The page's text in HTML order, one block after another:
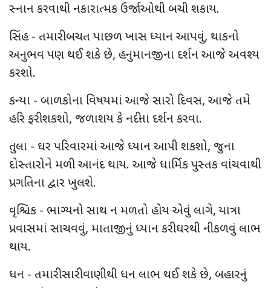
સ્નાન કરવાથી નકારાત્મક ઉર્જાઓથી બચી શકાય.
સિંહ - તમારી બચત પાછળ ખાસ ધ્યાન આપવું, થાકનો
અનુભવ પણ થઈ શકે છે, હનુમાનજીના દર્શન આજે અવશ્ય
કરશો.
કન્યા - બાળકોના વિષયમાં આજે સારો દિવસ, આજે તમે
હરિ ફરી શકશો, જળાશય કે નદીના દર્શન કરવા.
તુલા - ઘર પરિવારમાં આજે ધ્યાન આપી શકશો, જુના
દોસ્તારોને મળી આનંદ થાય. આજે ધાર્મિક પુસ્તક વાંચવાથી
પ્રગતિના દ્વાર ખુલશે.
વૃશ્ચિક - ભાગ્યનો સાથ ન મળતો હોય એવું લાગે, યાત્રા
પ્રવાસમાં સાચવવું, માતાજીનું ધ્યાન કરી ઘરથી નીકળવું લાભ
થાય.
ધન - તમારી સારી વાણીથી ધન લાભ થઈ શકે છે, બહારનું